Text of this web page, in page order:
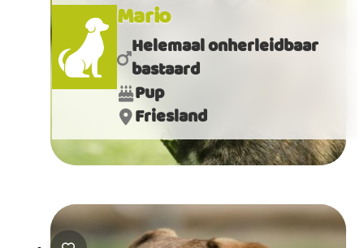
Mario
Helemaal onherleidbaar
bastaard
Pup
Friesland